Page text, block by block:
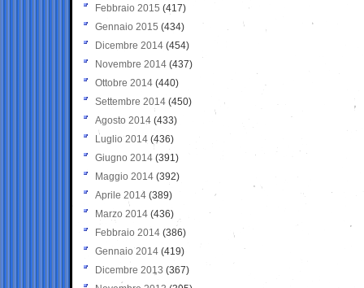
Febbraio 2015 (417)
Gennaio 2015 (434)
Dicembre 2014 (454)
Novembre 2014 (437)
Ottobre 2014 (440)
Settembre 2014 (450)
Agosto 2014 (433)
Luglio 2014 (436)
Giugno 2014 (391)
Maggio 2014 (392)
Aprile 2014 (389)
Marzo 2014 (436)
Febbraio 2014 (386)
Gennaio 2014 (419)
Dicembre 2013 (367)